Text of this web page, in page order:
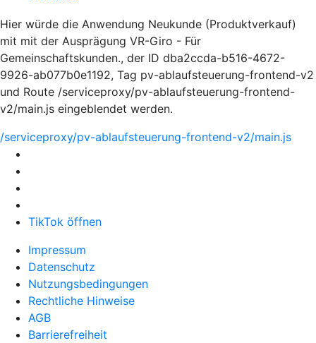
Hier würde die Anwendung Neukunde (Produktverkauf)
mit mit der Ausprägung VR-Giro - Für
Gemeinschaftskunden., der ID dba2ccda-b516-4672-
9926-ab077b0e1192, Tag pv-ablaufsteuerung-frontend-v2
und Route /serviceproxy/pv-ablaufsteuerung-frontend-
v2/main.js eingeblendet werden.
/serviceproxy/pv-ablaufsteuerung-frontend-v2/main.js
TikTok öffnen
Impressum
Datenschutz
Nutzungsbedingungen
Rechtliche Hinweise
AGB
Barrierefreiheit